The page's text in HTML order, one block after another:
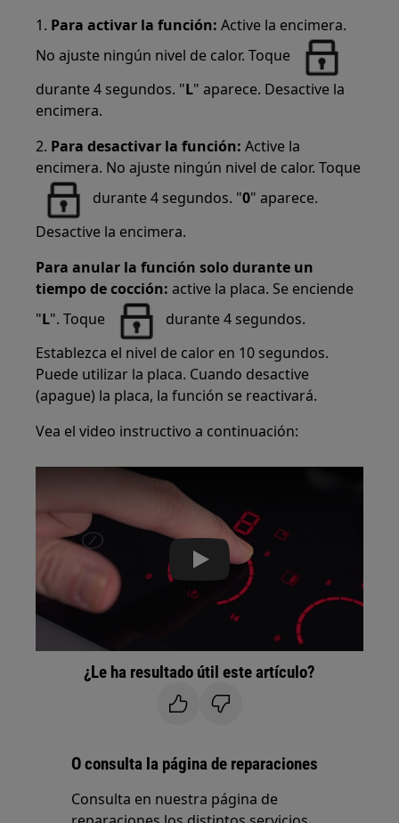
1. Para activar la función: Active la encimera.
No ajuste ningún nivel de calor. Toque
durante 4 segundos. "L" aparece. Desactive la
encimera.
2. Para desactivar la función: Active la
encimera. No ajuste ningún nivel de calor. Toque
durante 4 segundos. "0" aparece.
Desactive la encimera.
Para anular la función solo durante un
tiempo de cocción: active la placa. Se enciende
"L". Toque
durante 4 segundos.
Establezca el nivel de calor en 10 segundos.
Puede utilizar la placa. Cuando desactive
(apague) la placa, la función se reactivará.
Vea el video instructivo a continuación:
Play
¿Le ha resultado útil este artículo?
O consulta la página de reparaciones
Consulta en nuestra página de